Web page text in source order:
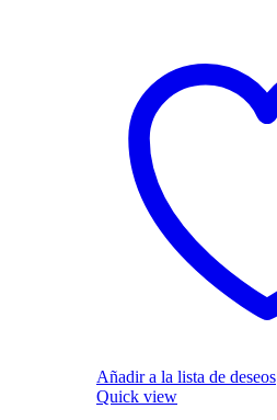
Añadir a la lista de deseos
Quick view